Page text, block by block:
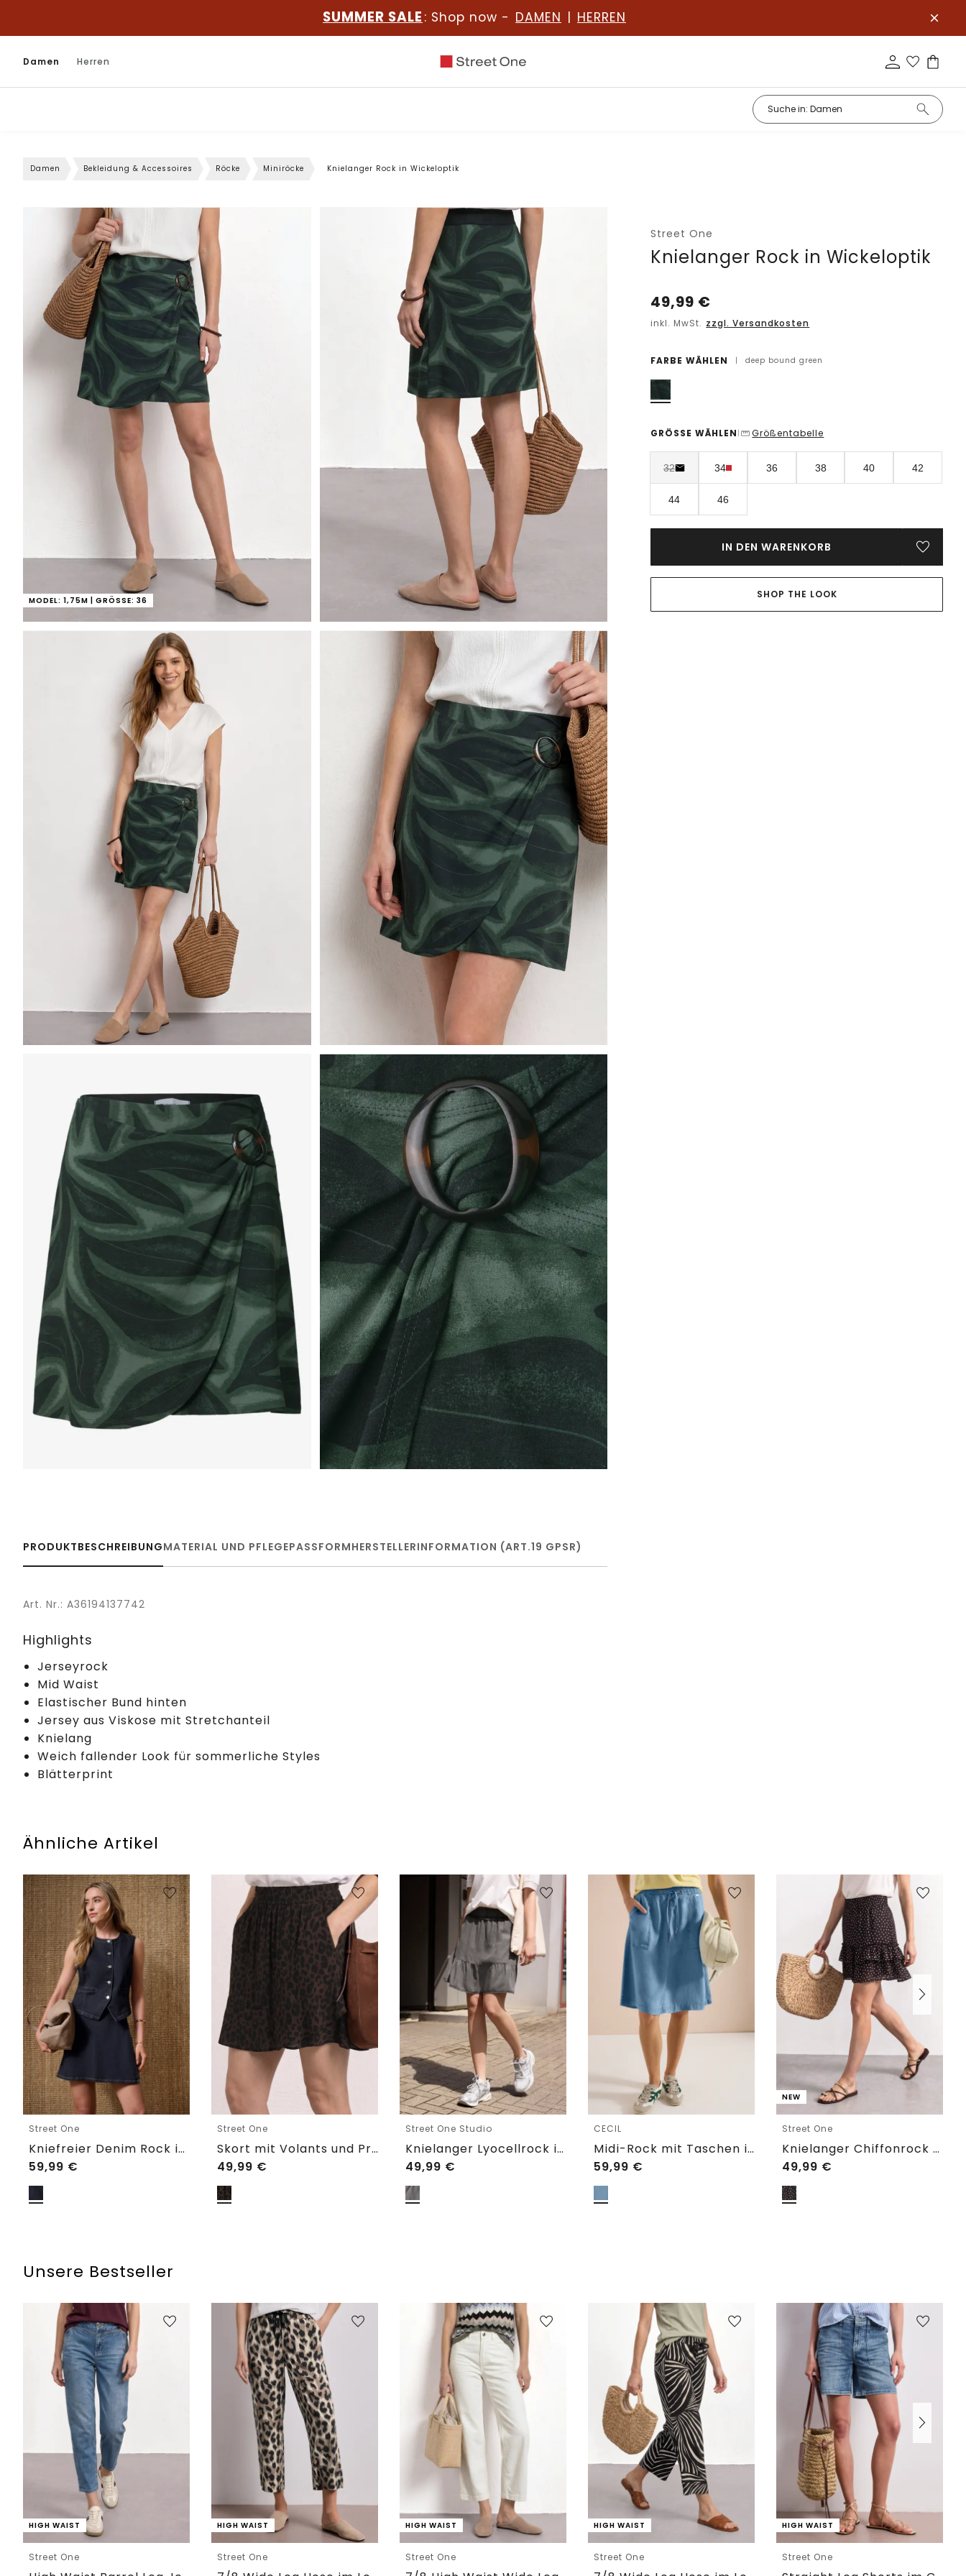
SUMMER SALE : Shop now - DAMEN | HERREN
Damen Herren
Damen Bekleidung & Accessoires Röcke Miniröcke Knielanger Rock in Wickeloptik
MODEL: 1,75M | GRÖSSE: 36
Street One
Knielanger Rock in Wickeloptik
49,99 €
inkl. MwSt. zzgl. Versandkosten
FARBE WÄHLEN | deep bound green
GRÖSSE WÄHLEN | Größentabelle
32 34 36 38 40 42
44 46
IN DEN WARENKORB
SHOP THE LOOK
PRODUKTBESCHREIBUNGMATERIAL UND PFLEGEPASSFORMHERSTELLERINFORMATION (ART.19 GPSR)
Art. Nr.: A36194137742
Highlights
Jerseyrock
Mid Waist
Elastischer Bund hinten
Jersey aus Viskose mit Stretchanteil
Knielang
Weich fallender Look für sommerliche Styles
Blätterprint
Ähnliche Artikel
Street One
Kniefreier Denim Rock in Wickeloptik
59,99 €
Street One
Skort mit Volants und Print
49,99 €
Street One Studio
Knielanger Lyocellrock im Washed-Look
49,99 €
CECIL
Midi-Rock mit Taschen in Denim-Optik
59,99 €
NEW
Street One
Knielanger Chiffonrock mit Print
49,99 €
Unsere Bestseller
HIGH WAIST
Street One
HIGH WAIST
Street One
HIGH WAIST
Street One
HIGH WAIST
Street One
HIGH WAIST
Street One